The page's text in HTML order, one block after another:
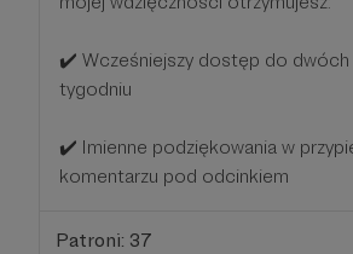
✔️ Wcześniejszy dostęp do
tygodniu
✔️ Imienne podziękowania w
komentarzu pod odcinkiem
Patroni: 37